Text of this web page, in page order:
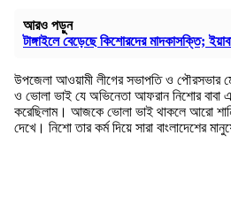
আরও পড়ুন
টাঙ্গাইলে বেড়েছে কিশোরদের মাদকাসক্তি;
উপজেলা আওয়ামী লীগের সভাপতি ও পৌরসভার
ও ভোলা ভাই যে অভিনেতা আফরান নিশোর বাবা
করেছিলাম। আজকে ভোলা ভাই থাকলে আরো
দেখে। নিশো তার কর্ম দিয়ে সারা বাংলাদেশের